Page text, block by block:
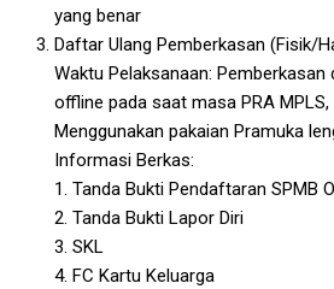
yang benar
Daftar Ulang Pemberkasan (Fisik/
Waktu Pelaksanaan:
offline pada saat masa PRA MPLS,
Menggunakan pakaian Pramuka
Informasi Berkas:
Tanda Bukti Pendaftaran SPMB
Tanda Bukti Lapor Diri
SKL
FC Kartu Keluarga